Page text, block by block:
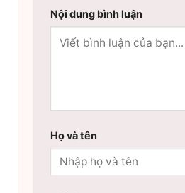
Nội dung bình luận
Họ và tên